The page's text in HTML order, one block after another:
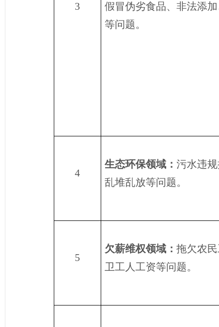
3
假冒伪劣食品、 非法添
等问题。
4
生态环保领域： 污水违
乱堆乱放等问题。
5
欠薪维权领域： 拖欠农
卫工人工资等问题。